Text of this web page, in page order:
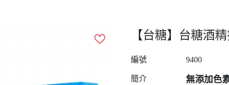
【台糖】台糖酒
編號 9400
簡介
無添加色